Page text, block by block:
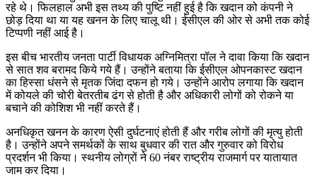
रहे थे। फिलहाल अभी इस तथ्य की पुष्टि नहीं हुई है कि खदान को कंपनी ने
छोड़ दिया था या यह खनन के लिए चालू थी। ईसीएल की ओर से अभी तक कोई
टिप्पणी नहीं आई है।
इस बीच भारतीय जनता पार्टी विधायक अग्निमित्रा पॉल ने दावा किया कि खदान
से सात शव बरामद किये गये हैं। उन्होंने बताया कि ईसीएल ओपनकास्ट खदान
का हिस्सा धंसने से मृतक जिंदा दफन हो गये। उन्होंने आरोप लगाया कि खदान
में कोयले की चोरी बेतरतीब ढंग से होती है और अधिकारी लोगों को रोकने या
बचाने की कोशिश भी नहीं करते हैं।
अनधिकृत खनन के कारण ऐसी दुर्घटनाएं होती हैं और गरीब लोगों की मृत्यु होती
है। उन्होंने अपने समर्थकों के साथ बुधवार की रात और गुरुवार को विरोध
प्रदर्शन भी किया। स्थनीय लोग्रों ने 60 नंबर राष्ट्रीय राजमार्ग पर यातायात
जाम कर दिया।